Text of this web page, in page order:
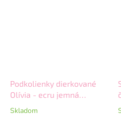
Podkolienky dierkované
Olívia - ecru jemná
Skladom